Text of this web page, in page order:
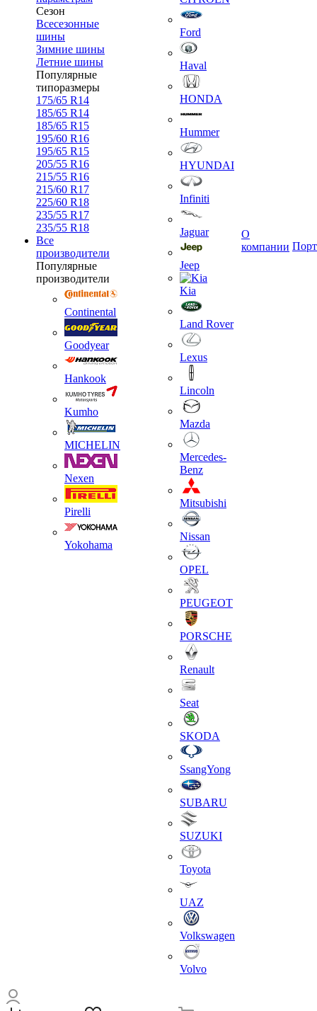
Сезон
Всесезонные
шины
Зимние шины
Летние шины
Популярные
типоразмеры
175/65 R14
185/65 R14
185/65 R15
195/60 R16
195/65 R15
205/55 R16
215/55 R16
215/60 R17
225/60 R18
235/55 R17
235/55 R18
Все
производители
Популярные
производители
Continental
Goodyear
Hankook
Kumho
MICHELIN
Nexen
Pirelli
Yokohama
Ford
Haval
HONDA
Hummer
HYUNDAI
Infiniti
Jaguar
Jeep
Kia
Land Rover
Lexus
Lincoln
Mazda
Mercedes-
Benz
Mitsubishi
Nissan
OPEL
PEUGEOT
PORSCHE
Renault
Seat
SKODA
SsangYong
SUBARU
SUZUKI
Toyota
UAZ
Volkswagen
Volvo
О
компании